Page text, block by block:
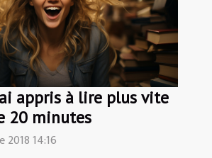
appris à lire plus vite
20 minutes
2018 14:16